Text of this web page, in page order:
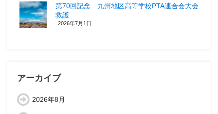
第70回記念 九州地区高等学校PTA連合会大会
救護
2026年7月1日
アーカイブ
2026年8月